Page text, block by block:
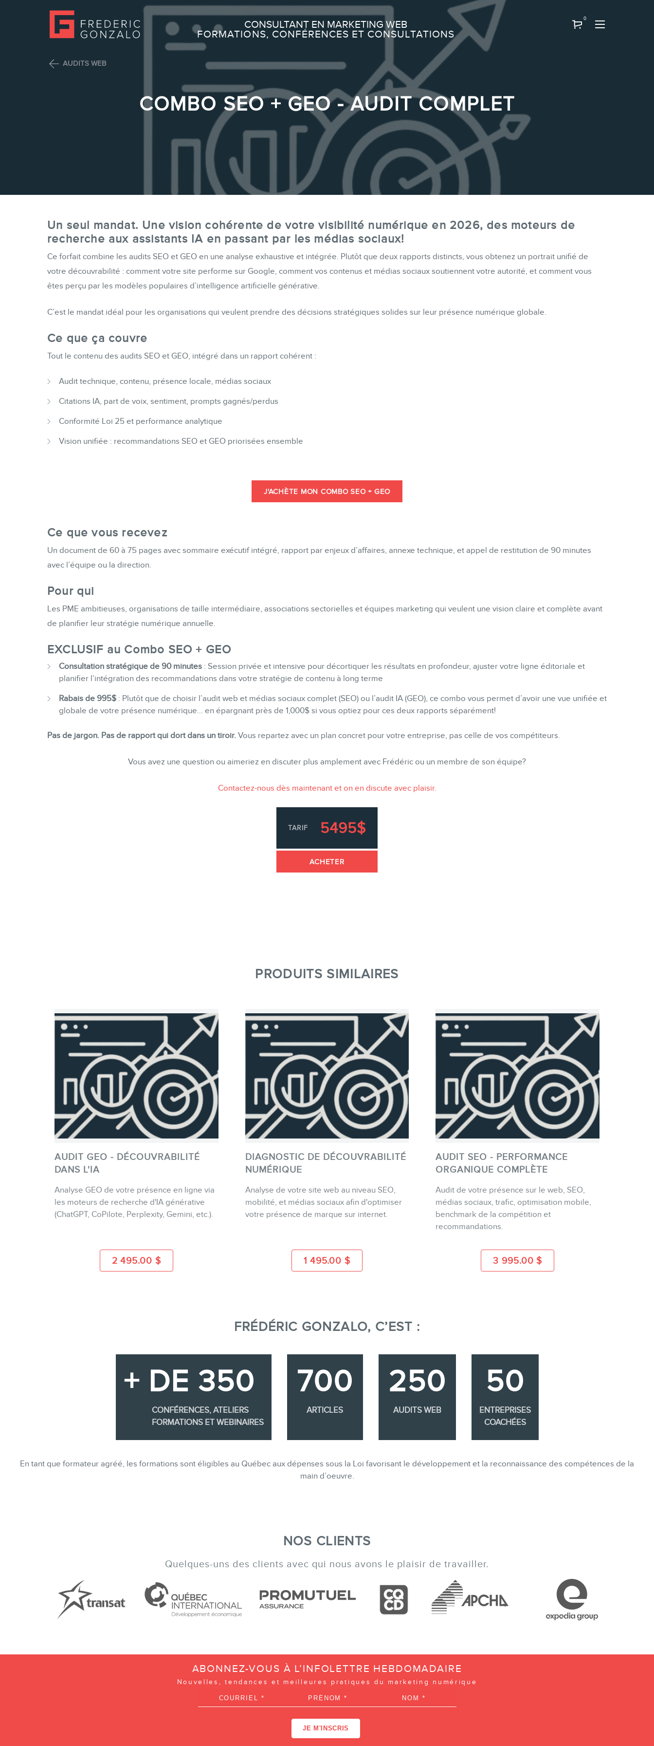
CONSULTANT EN MARKETING WEB
FORMATIONS, CONFÉRENCES ET CONSULTATIONS
0
À PROPOS
À propos
Équipe
SERVICES
Conférences
Formations marketing de groupe
Consultations
Audits web (SEO) et IA (GEO)
Ebooks
INFOLETTRE
AUDITS WEB
COMBO SEO + GEO - AUDIT COMPLET
TARIF 5495$
ACHETER
Un seul mandat. Une vision cohérente de votre visibilité numérique en 2026, des moteurs de
recherche aux assistants IA en passant par les médias sociaux!
Ce forfait combine les audits SEO et GEO en une analyse exhaustive et intégrée. Plutôt que deux rapports distincts, vous obtenez un portrait unifié de
votre découvrabilité : comment votre site performe sur Google, comment vos contenus et médias sociaux soutiennent votre autorité, et comment vous
êtes perçu par les modèles populaires d’intelligence artificielle générative.
C’est le mandat idéal pour les organisations qui veulent prendre des décisions stratégiques solides sur leur présence numérique globale.
Ce que ça couvre
Tout le contenu des audits SEO et GEO, intégré dans un rapport cohérent :
Audit technique, contenu, présence locale, médias sociaux
Citations IA, part de voix, sentiment, prompts gagnés/perdus
Conformité Loi 25 et performance analytique
Vision unifiée : recommandations SEO et GEO priorisées ensemble
J'ACHÈTE MON COMBO SEO + GEO
Ce que vous recevez
Un document de 60 à 75 pages avec sommaire exécutif intégré, rapport par enjeux d’affaires, annexe technique, et appel de restitution de 90 minutes
avec l’équipe ou la direction.
Pour qui
Les PME ambitieuses, organisations de taille intermédiaire, associations sectorielles et équipes marketing qui veulent une vision claire et complète avant
de planifier leur stratégie numérique annuelle.
EXCLUSIF au Combo SEO + GEO
Consultation stratégique de 90 minutes : Session privée et intensive pour décortiquer les résultats en profondeur, ajuster votre ligne éditoriale et
planifier l’intégration des recommandations dans votre stratégie de contenu à long terme
Rabais de 995$ : Plutôt que de choisir l’audit web et médias sociaux complet (SEO) ou l’audit IA (GEO), ce combo vous permet d’avoir une vue unifiée et
globale de votre présence numérique… en épargnant près de 1,000$ si vous optiez pour ces deux rapports séparément!
Pas de jargon. Pas de rapport qui dort dans un tiroir. Vous repartez avec un plan concret pour votre entreprise, pas celle de vos compétiteurs.
Vous avez une question ou aimeriez en discuter plus amplement avec Frédéric ou un membre de son équipe?
Contactez-nous dès maintenant et on en discute avec plaisir.
PRODUITS SIMILAIRES
ACHETER
AUDIT GEO - DÉCOUVRABILITÉ
DANS L'IA
Analyse GEO de votre présence en ligne via
les moteurs de recherche d'IA générative
(ChatGPT, CoPilote, Perplexity, Gemini, etc.).
2 495.00 $
ACHETER
DIAGNOSTIC DE DÉCOUVRABILITÉ
NUMÉRIQUE
Analyse de votre site web au niveau SEO,
mobilité, et médias sociaux afin d'optimiser
votre présence de marque sur internet.
1 495.00 $
ACHETER
PLUS D'INFO
AUDIT SEO - PERFORMANCE
ORGANIQUE COMPLÈTE
Audit de votre présence sur le web, SEO,
médias sociaux, trafic, optimisation mobile,
benchmark de la compétition et
recommandations.
3 995.00 $
FRÉDÉRIC GONZALO, C’EST :
+ DE 350
CONFÉRENCES, ATELIERS
FORMATIONS ET WEBINAIRES
700
ARTICLES
250
AUDITS WEB
50
ENTREPRISES
COACHÉES
En tant que formateur agréé, les formations sont éligibles au Québec aux dépenses sous la Loi favorisant le développement et la reconnaissance des compétences de la
main d’oeuvre.
NOS CLIENTS
Quelques-uns des clients avec qui nous avons le plaisir de travailler.
ABONNEZ-VOUS À L’INFOLETTRE HEBDOMADAIRE
Nouvelles, tendances et meilleures pratiques du marketing numérique